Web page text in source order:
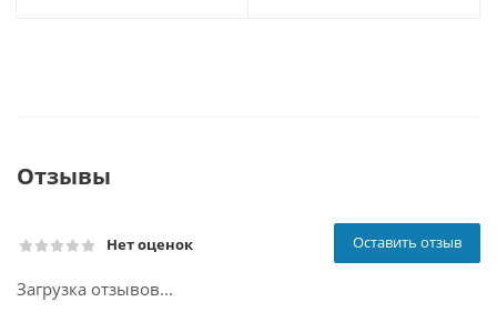
Отзывы
Нет оценок Оставить отзыв
Загрузка отзывов...